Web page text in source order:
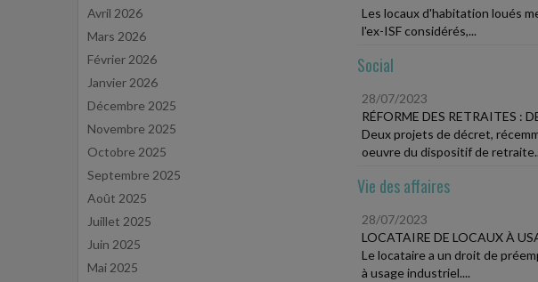
Avril 2026
Mars 2026
Février 2026
Janvier 2026
Décembre 2025
Novembre 2025
Octobre 2025
Septembre 2025
Août 2025
Juillet 2025
Juin 2025
Mai 2025
Les locaux d'habitation loués
l'ex-ISF considérés,...
Social
28/07/2023
RÉFORME DES RETRAITES :
Deux projets de décret,
oeuvre du dispositif de
Vie des affaires
28/07/2023
LOCATAIRE DE LOCAUX À
Le locataire a un droit de
à usage industriel....